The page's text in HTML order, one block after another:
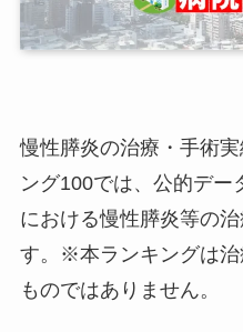
慢性膵炎の治療・手術
ング100では、公的デー
における慢性膵炎等の
す。※本ランキングは治
ものではありません。